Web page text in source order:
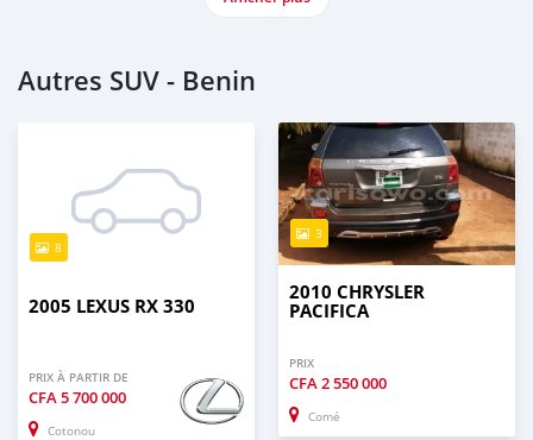
Autres SUV - Benin
8
2005 LEXUS RX 330
PRIX À PARTIR DE
CFA5 700 000
Cotonou
3
2010 CHRYSLER
PACIFICA
PRIX
CFA2 550 000
Comé